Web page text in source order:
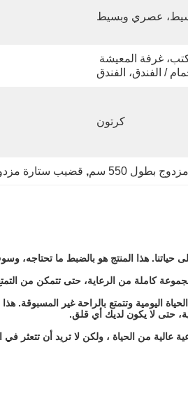
عصري وبسيط
/ الفندق، الفندق
كرتون
بطول 550 سم , قضيب ستارة مزدوج
حياتنا. هذا المنتج هو بالضبط ما تحتاجه،
كاملة من الرعاية، حتى تتمكن من
اليومية وتتمتع بالراحة غير المسبوقة.
حتى لا يكون لديك أي قلق.
عالية من الحياة ، ولكن لا تريد أن